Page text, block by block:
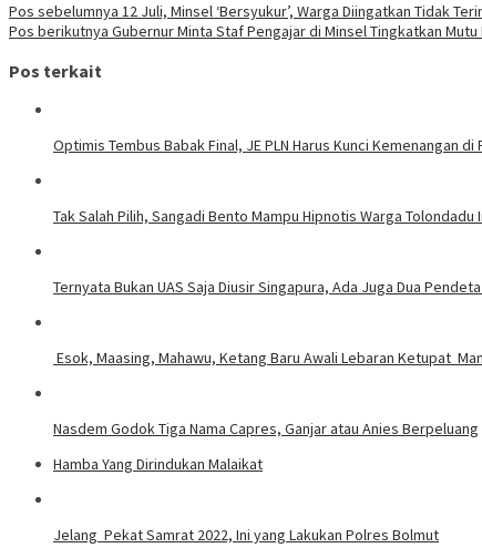
Pos sebelumnya 12 Juli, Minsel ‘Bersyukur’, Warga Diingatkan Tidak
Pos berikutnya Gubernur Minta Staf Pengajar di Minsel Tingkatkan Mutu
Pos terkait
Optimis Tembus Babak Final, JE PLN Harus Kunci Kemenangan
Tak Salah Pilih, Sangadi Bento Mampu Hipnotis Warga Tolondadu
Ternyata Bukan UAS Saja Diusir Singapura, Ada Juga Dua
Esok, Maasing, Mahawu,
Nasdem Godok Tiga Nama Capres, Ganjar atau Anies Berpeluang
Hamba Yang Dirindukan Malaikat
Jelang Pekat Samrat 2022, Ini yang Lakukan Polres Bolmut